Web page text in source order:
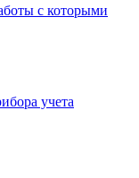
с которыми
учета